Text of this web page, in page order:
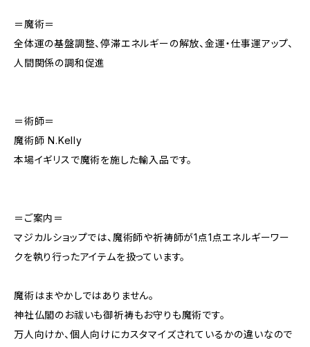
＝魔術＝
全体運の基盤調整、停滞エネルギーの解放、金運・仕事運アップ、
人間関係の調和促進
＝術師＝
魔術師 N.Kelly
本場イギリスで魔術を施した輸入品です。
＝ご案内＝
マジカルショップでは、魔術師や祈祷師が1点1点エネルギーワー
クを執り行ったアイテムを扱っています。
魔術はまやかしではありません。
神社仏閣のお祓いも御祈祷もお守りも魔術です。
万人向けか、個人向けにカスタマイズされているかの違いなので